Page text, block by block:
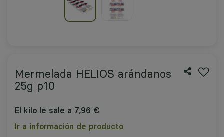
Mermelada HELIOS arándanos
25g p10
El kilo le sale a 7,96 €
Ir a información de producto